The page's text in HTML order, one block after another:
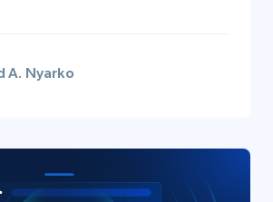
A. Nyarko